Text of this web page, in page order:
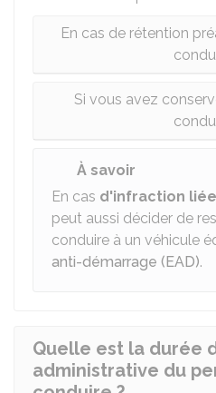
En cas de rétention
Si vous avez
À savoir
En cas d'infraction
peut aussi décider de
conduire à un véhicule
anti-démarrage (EAD).
Quelle est la durée
administrative du